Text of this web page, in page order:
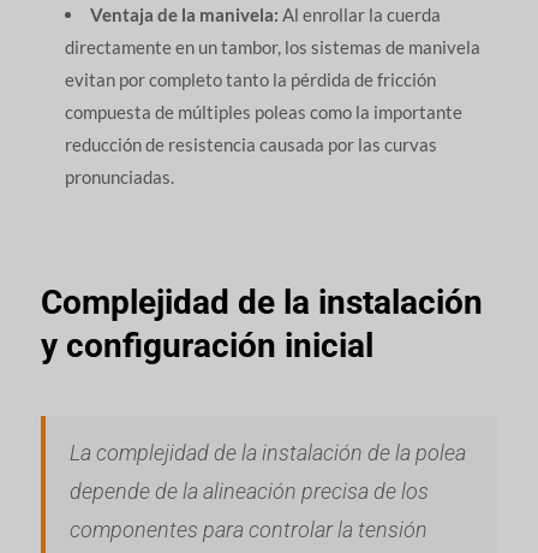
Ventaja de la manivela: Al enrollar la cuerda
directamente en un tambor, los sistemas de manivela
evitan por completo tanto la pérdida de fricción
compuesta de múltiples poleas como la importante
reducción de resistencia causada por las curvas
pronunciadas.
Complejidad de la instalación
y configuración inicial
La complejidad de la instalación de la polea
depende de la alineación precisa de los
componentes para controlar la tensión